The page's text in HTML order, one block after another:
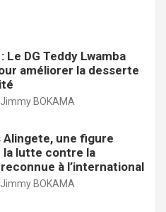
Le DG Teddy Lwamba
améliorer la desserte
Jimmy BOKAMA
Alingete, une figure
la lutte contre la
à l’international
Jimmy BOKAMA